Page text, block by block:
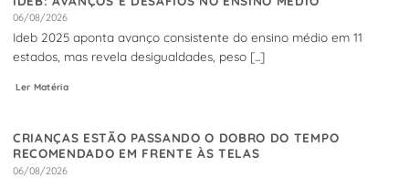
06/08/2026
Ideb 2025 aponta avanço consistente do ensino médio em 11
estados, mas revela desigualdades, peso [...]
Ler Matéria
CRIANÇAS ESTÃO PASSANDO O DOBRO DO TEMPO
RECOMENDADO EM FRENTE ÀS TELAS
06/08/2026